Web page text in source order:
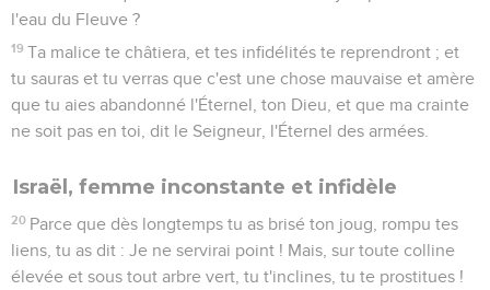
l'eau du Fleuve ?
19 Ta malice te châtiera, et tes infidélités te reprendront ; et
tu sauras et tu verras que c'est une chose mauvaise et amère
que tu aies abandonné l'Éternel, ton Dieu, et que ma crainte
ne soit pas en toi, dit le Seigneur, l'Éternel des armées.
Israël, femme inconstante et infidèle
20 Parce que dès longtemps tu as brisé ton joug, rompu tes
liens, tu as dit : Je ne servirai point ! Mais, sur toute colline
élevée et sous tout arbre vert, tu t'inclines, tu te prostitues !